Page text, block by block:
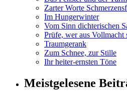
Zarter Worte
Im Hungerwinter
Vom Sinn dichterischen
Prüfe, wer aus Vollmacht
Traumgerank
Zum Schnee, zur Stille
Ihr heiter-ernsten Töne
Meistgelesene